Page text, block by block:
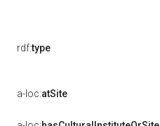
rdf:type
a-loc:atSite